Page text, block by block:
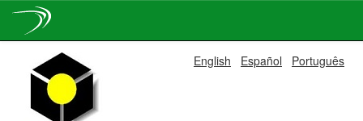
navigation
English Español Português